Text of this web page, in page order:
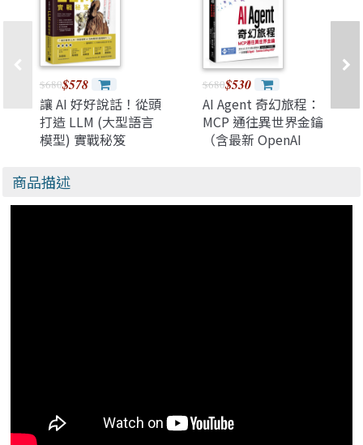
$680$578
讓 AI 好好說話！從頭
打造 LLM (大型語言
模型) 實戰秘笈
$680$530
AI Agent 奇幻旅程：
MCP 通往異世界金鑰
（含最新 OpenAI
商品描述